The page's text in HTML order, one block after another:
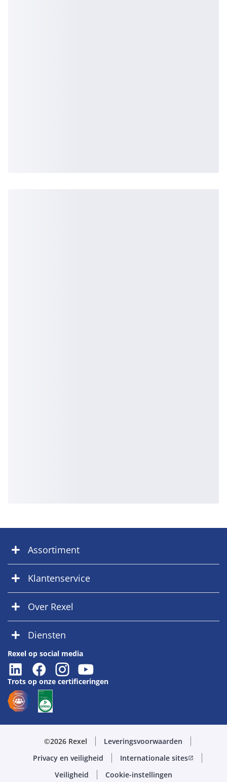
Assortiment
Klantenservice
Over Rexel
Diensten
Rexel op social media
Trots op onze certificeringen
©2026 Rexel
Leveringsvoorwaarden
Privacy en veiligheid
Internationale sitesopen_in_new
Veiligheid Cookie-instellingen